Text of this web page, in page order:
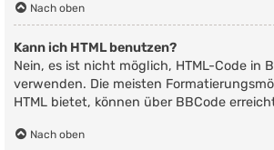
Nach oben
Kann ich HTML benutzen?
Nein, es ist nicht möglich, HTML-Code in
verwenden. Die meisten
HTML bietet, können über BBCode
Nach oben